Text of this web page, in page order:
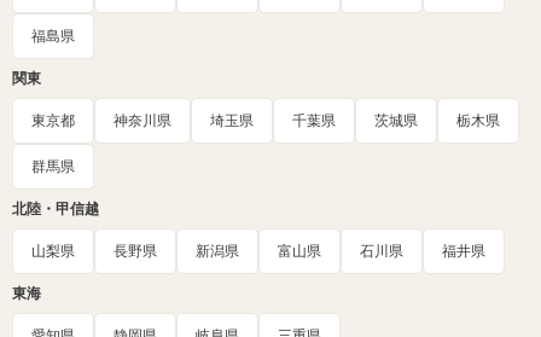
福島県
関東
東京都 神奈川県 埼玉県 千葉県 茨城県 栃木県
群馬県
北陸・甲信越
山梨県 長野県 新潟県 富山県 石川県 福井県
東海